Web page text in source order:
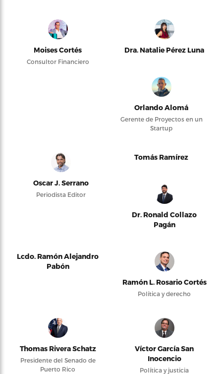
Moises Cortés
Consultor Financiero
Dra. Natalie Pérez Luna
Orlando Alomá
Gerente de Proyectos en un
Startup
Oscar J. Serrano
Periodista Editor
Tomás Ramírez
Dr. Ronald Collazo
Pagán
Lcdo. Ramón Alejandro
Pabón
Ramón L. Rosario Cortés
Política y derecho
Thomas Rivera Schatz
Presidente del Senado de
Puerto Rico
Víctor García San
Inocencio
Política y justicia